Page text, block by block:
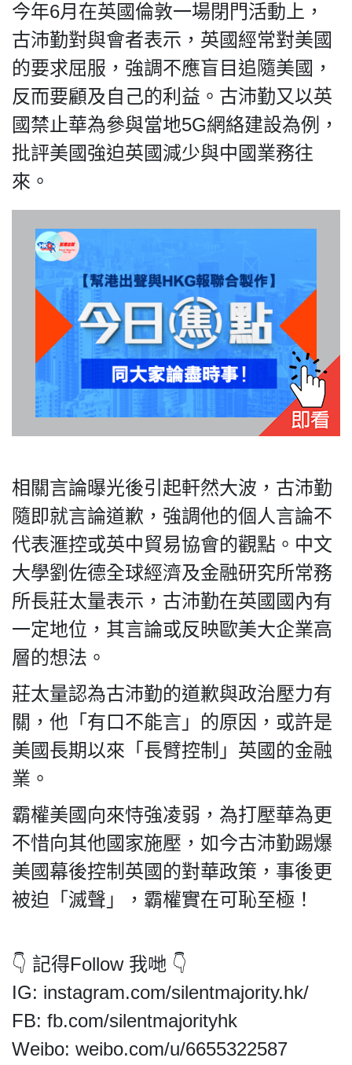
我們的立場
登記支持
聯絡我們
政
策
及
免
責
聲
明
2018
Silent
For
HK.
All
rights
reserved.
今年6月在英國倫敦一場閉門活動上，
古沛勤對與會者表示，英國經常對美國
的要求屈服，強調不應盲目追隨美國，
反而要顧及自己的利益。古沛勤又以英
國禁止華為參與當地5G網絡建設為例，
批評美國強迫英國減少與中國業務往
來。
相關言論曝光後引起軒然大波，古沛勤
隨即就言論道歉，強調他的個人言論不
代表滙控或英中貿易協會的觀點。中文
大學劉佐德全球經濟及金融研究所常務
所長莊太量表示，古沛勤在英國國內有
一定地位，其言論或反映歐美大企業高
層的想法。
莊太量認為古沛勤的道歉與政治壓力有
關，他「有口不能言」的原因，或許是
美國長期以來「長臂控制」英國的金融
業。
霸權美國向來恃強凌弱，為打壓華為更
不惜向其他國家施壓，如今古沛勤踢爆
美國幕後控制英國的對華政策，事後更
被迫「滅聲」，霸權實在可恥至極！
👇 記得Follow 我哋 👇
IG: instagram.com/silentmajority.hk/
FB: fb.com/silentmajorityhk
Weibo: weibo.com/u/6655322587